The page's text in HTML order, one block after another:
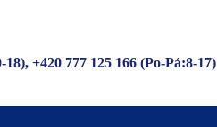
+420 777 125 166 (Po-Pá:8-17)